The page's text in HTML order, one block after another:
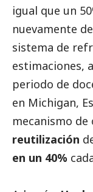
igual que un
nuevamente de
sistema de
estimaciones,
periodo de
en Michigan,
mecanismo
reutilización
en un 40%